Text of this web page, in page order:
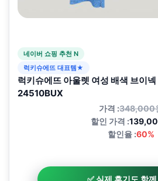
네이버 쇼핑 추천 N
럭키슈에뜨 대표템★
럭키슈에뜨 아울렛 여성 배색 브이
24510BUX
가격 :348,000
할인 가격 :
할인율 :60%
✅ 실제 후기도 함